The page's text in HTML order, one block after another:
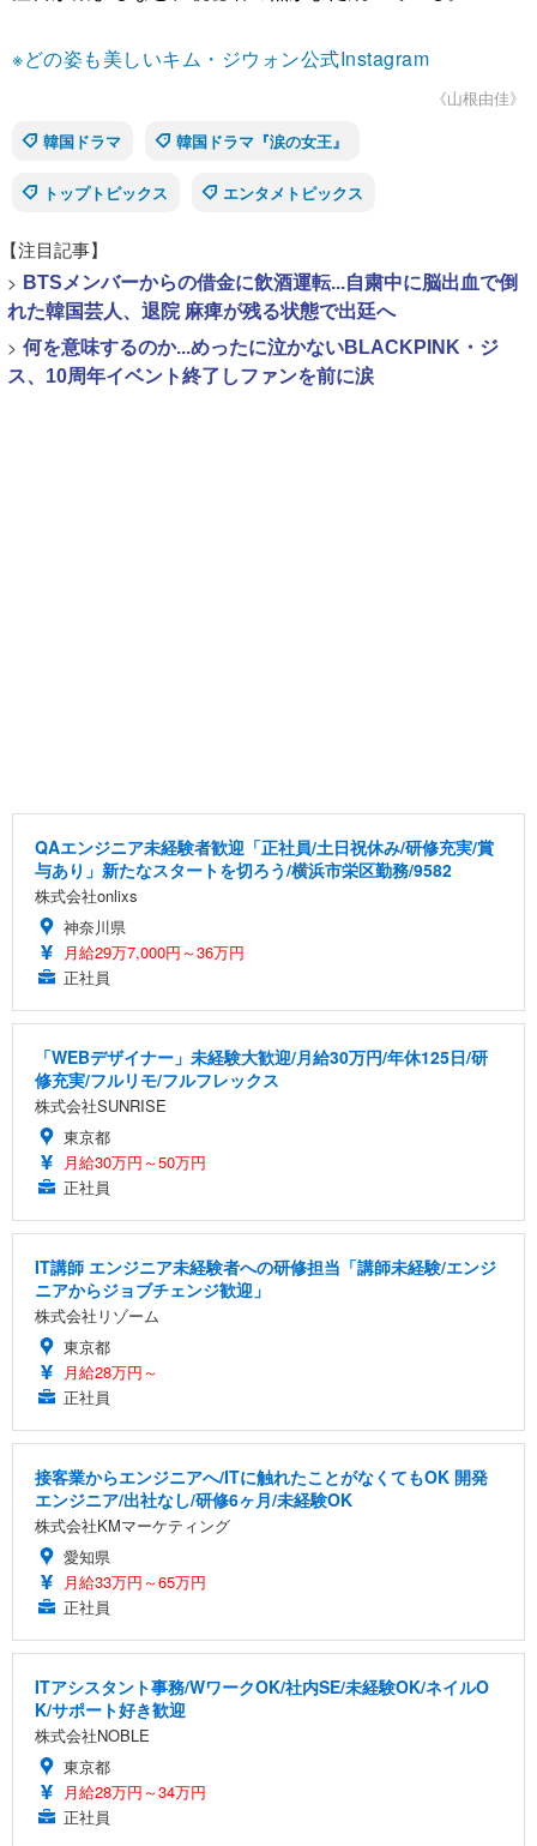
※どの姿も美しいキム・ジウォン公式Instagram
《山根由佳》
韓国ドラマ
韓国ドラマ『涙の女王』
トップトピックス エンタメトピックス
【注目記事】
> BTSメンバーからの借金に飲酒運転...自粛中に脳出血で倒
れた韓国芸人、退院 麻痺が残る状態で出廷へ
> 何を意味するのか...めったに泣かないBLACKPINK・ジ
ス、10周年イベント終了しファンを前に涙
QAエンジニア未経験者歓迎「正社員/土日祝休み/研修充実/賞
与あり」新たなスタートを切ろう/横浜市栄区勤務/9582
株式会社onlixs
神奈川県
月給29万7,000円～36万円
正社員
「WEBデザイナー」未経験大歓迎/月給30万円/年休125日/研
修充実/フルリモ/フルフレックス
株式会社SUNRISE
東京都
月給30万円～50万円
正社員
IT講師 エンジニア未経験者への研修担当「講師未経験/エンジ
ニアからジョブチェンジ歓迎」
株式会社リゾーム
東京都
月給28万円～
正社員
接客業からエンジニアへ/ITに触れたことがなくてもOK 開発
エンジニア/出社なし/研修6ヶ月/未経験OK
株式会社KMマーケティング
愛知県
月給33万円～65万円
正社員
ITアシスタント事務/WワークOK/社内SE/未経験OK/ネイルO
K/サポート好き歓迎
株式会社NOBLE
東京都
月給28万円～34万円
正社員